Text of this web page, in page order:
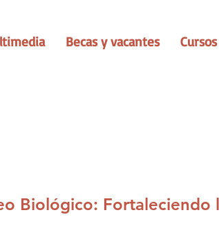
Becas y vacantes Cursos
Biológico: Fortaleciendo